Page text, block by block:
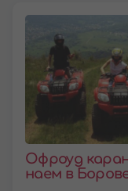
Офроуд
наем в